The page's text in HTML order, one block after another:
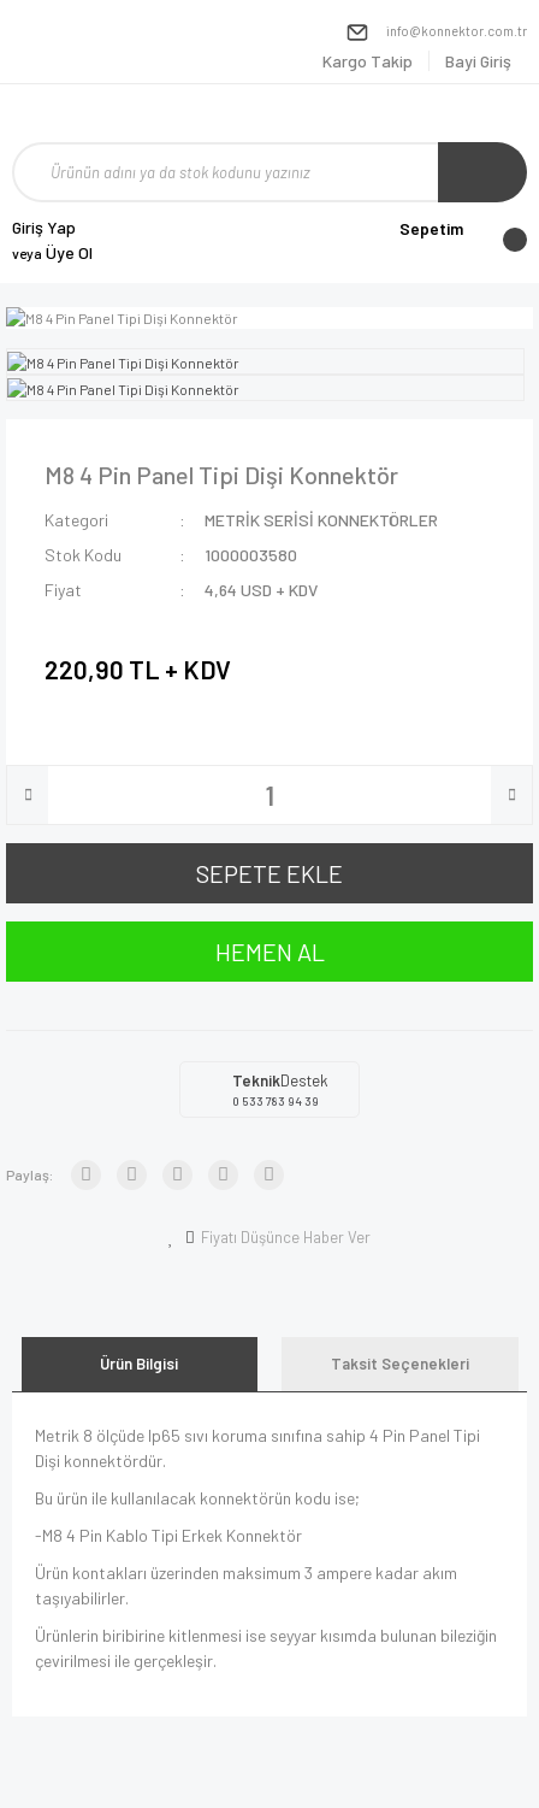
info@konnektor.com.tr
Kargo Takip Bayi Giriş
Giriş Yap
veya Üye Ol
Sepetim
M8 4 Pin Panel Tipi Dişi Konnektör
Kategori
METRİK SERİSİ KONNEKTÖRLER
Stok Kodu
1000003580
Fiyat
4,64 USD + KDV
220,90 TL + KDV
SEPETE EKLE
HEMEN AL
TeknikDestek
0 533 783 94 39
Paylaş:
Fiyatı Düşünce Haber Ver
Ürün Bilgisi Taksit Seçenekleri
Metrik 8 ölçüde Ip65 sıvı koruma sınıfına sahip 4 Pin Panel Tipi
Dişi konnektördür.
Bu ürün ile kullanılacak konnektörün kodu ise;
-M8 4 Pin Kablo Tipi Erkek Konnektör
Ürün kontakları üzerinden maksimum 3 ampere kadar akım
taşıyabilirler.
Ürünlerin biribirine kitlenmesi ise seyyar kısımda bulunan bileziğin
çevirilmesi ile gerçekleşir.